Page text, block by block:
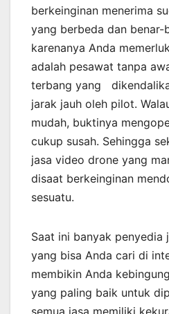
berkeinginan menerima
yang berbeda dan benar-
karenanya Anda
adalah pesawat tanpa
terbang yang
jarak jauh oleh pilot.
mudah, buktinya
cukup susah. Sehingga
jasa video drone yang
disaat berkeinginan
sesuatu.
Saat ini banyak penyedia
yang bisa Anda cari di
membikin Anda
yang paling baik untuk